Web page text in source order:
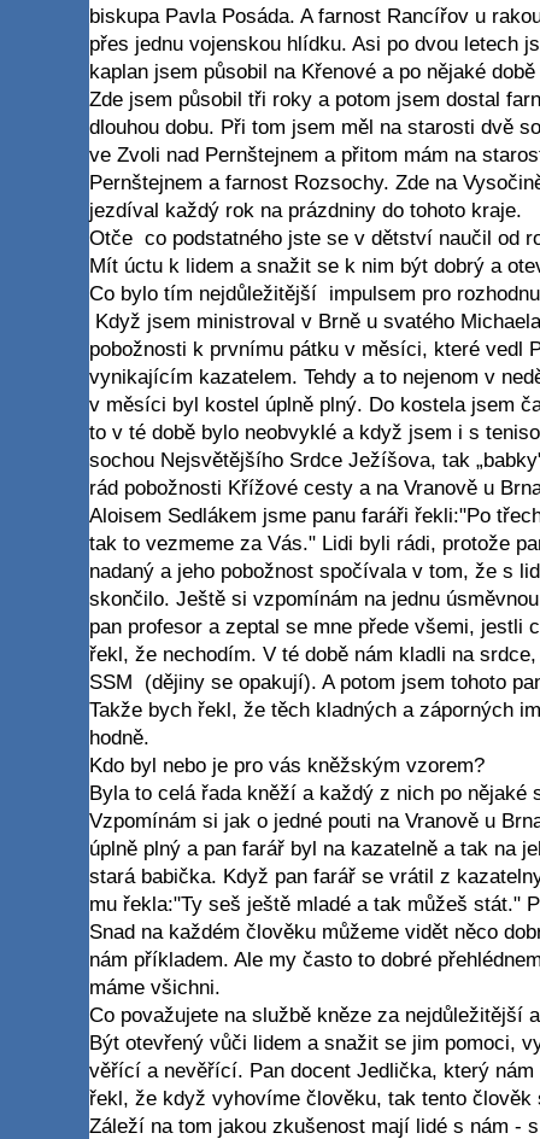
biskupa Pavla Posáda. A farnost Rancířov u
přes jednu vojenskou hlídku. Asi po dvou letech
kaplan jsem působil na Křenové a po nějaké
Zde jsem působil tři roky a potom jsem dostal
dlouhou dobu. Při tom jsem měl na starosti dvě
ve Zvoli nad Pernštejnem a přitom mám na
Pernštejnem a farnost Rozsochy. Zde na
jezdíval každý rok na prázdniny do tohoto kraje.
Otče co podstatného jste se v dětství naučil od
Mít úctu k lidem a snažit se k nim být dobrý
Co bylo tím nejdůležitější impulsem pro
Když jsem ministroval v Brně u svatého
pobožnosti k prvnímu pátku v měsíci, které vedl
vynikajícím kazatelem. Tehdy a to nejenom v
v měsíci byl kostel úplně plný. Do kostela jsem
to v té době bylo neobvyklé a když jsem i s
sochou Nejsvětějšího Srdce Ježíšova, tak
rád pobožnosti Křížové cesty a na Vranově u
Aloisem Sedlákem jsme panu faráři řekli:"Po
tak to vezmeme za Vás." Lidi byli rádi, protože
nadaný a jeho pobožnost spočívala v tom, že s
skončilo. Ještě si vzpomínám na jednu
pan profesor a zeptal se mne přede všemi, jestli
řekl, že nechodím. V té době nám kladli na
SSM (dějiny se opakují). A potom jsem tohoto
Takže bych řekl, že těch kladných a záporných
hodně.
Kdo byl nebo je pro vás kněžským vzorem?
Byla to celá řada kněží a každý z nich po nějaké
Vzpomínám si jak o jedné pouti na Vranově u
úplně plný a pan farář byl na kazatelně a tak na
stará babička. Když pan farář se vrátil z
mu řekla:"Ty seš ještě mladé a tak můžeš stát."
Snad na každém člověku můžeme vidět něco
nám příkladem. Ale my často to dobré
máme všichni.
Co považujete na službě kněze za nejdůležitější
Být otevřený vůči lidem a snažit se jim pomoci,
věřící a nevěřící. Pan docent Jedlička, který nám
řekl, že když vyhovíme člověku, tak tento
Záleží na tom jakou zkušenost mají lidé s nám -